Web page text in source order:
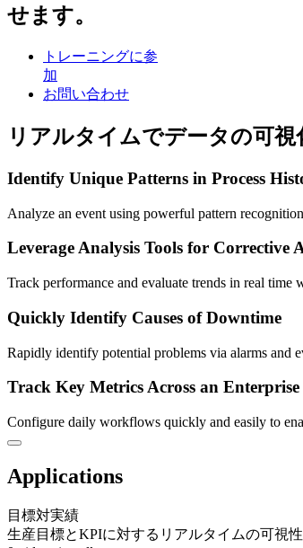
せます。
トレーニングに参
加
お問い合わせ
リアルタイムでデータの可
Identify Unique Patterns in Process
Analyze an event using powerful pattern
Leverage Analysis Tools for Corrective
Track performance and evaluate trends in real time
Quickly Identify Causes of Downtime
Rapidly identify potential problems via alarms and
Track Key Metrics Across an Enterprise
Configure daily workflows quickly and easily to
Applications
目標対実績
生産目標とKPIに対するリアルタイムの可視性